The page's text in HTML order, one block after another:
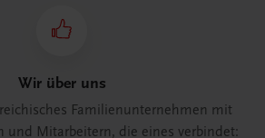
Wir über uns
Familienunternehmen mit
und Mitarbeitern, die eines verbindet: